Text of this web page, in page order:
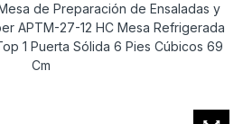
de Preparación de Ensaladas y
APTM-27-12 HC Mesa Refrigerada
1 Puerta Sólida 6 Pies Cúbicos 69
Cm